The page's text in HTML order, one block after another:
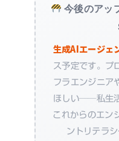
今後のアッ
生成AIエージェ
ス予定です。プ
フラエンジニア
ほしい──私生
これからのエン
ントリテラ